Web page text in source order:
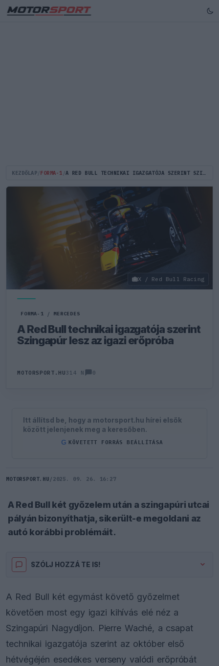
KEZDŐLAP FORMA-1 A RED BULL TECHNIKAI IGAZGATÓJA SZERINT SZINGAPÚR LESZ AZ IGAZI ERŐPRÓBA
X / Red Bull Racing
FORMA-1 / MERCEDES
A Red Bull technikai igazgatója szerint
Szingapúr lesz az igazi erőpróba
MOTORSPORT.HU314 N 0
Itt állítsd be, hogy a motorsport.hu hírei elsők
között jelenjenek meg a keresőben.
G KÖVETETT FORRÁS BEÁLLÍTÁSA
MOTORSPORT.HU / 2025. 09. 26. 16:27
A Red Bull két győzelem után a szingapúri utcai
pályán bizonyíthatja, sikerült-e megoldani az
autó korábbi problémáit.
SZÓLJ HOZZÁ TE IS!
A Red Bull két egymást követő győzelmet
követően most egy igazi kihívás elé néz a
Szingapúri Nagydíjon. Pierre Waché, a csapat
technikai igazgatója szerint az október első
hétvégéjén esedékes verseny valódi erőpróbát